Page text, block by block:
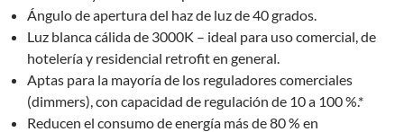
Ángulo de apertura del haz de luz de 40 grados.
Luz blanca cálida de 3000K – ideal para uso comercial, de
hotelería y residencial retrofit en general.
Aptas para la mayoría de los reguladores comerciales
(dimmers), con capacidad de regulación de 10 a 100 %.*
Reducen el consumo de energía más de 80 % en